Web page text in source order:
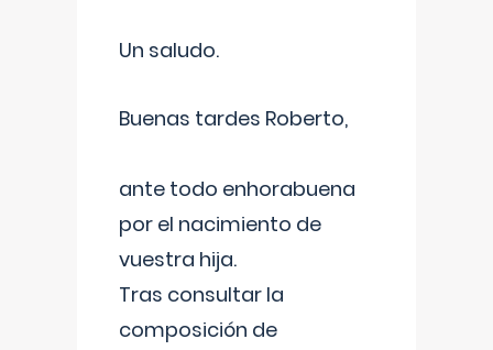
Un saludo.
Buenas tardes Roberto,
ante todo enhorabuena
por el nacimiento de
vuestra hija.
Tras consultar la
composición de